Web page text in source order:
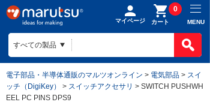
マイページ カート
0
MENU
電子部品・半導体通販のマルツオンライン > 電気部品 > スイ
ッチ（DigiKey）
> スイッチアクセサリ > SWITCH PUSHWH
EEL PC PINS DPS9